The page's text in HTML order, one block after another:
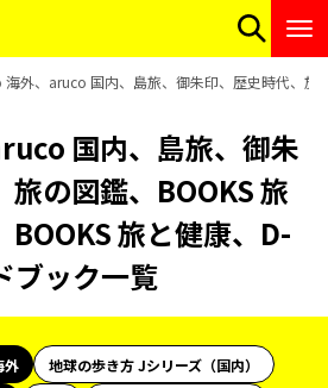
海外、aruco 国内、島旅、御朱印、歴史時代、旅
国内、島旅、御朱
旅の図鑑、BOOKS 旅
BOOKS 旅と健康、D-
ブック一覧
外
地球の歩き方 Jシリーズ（国内）